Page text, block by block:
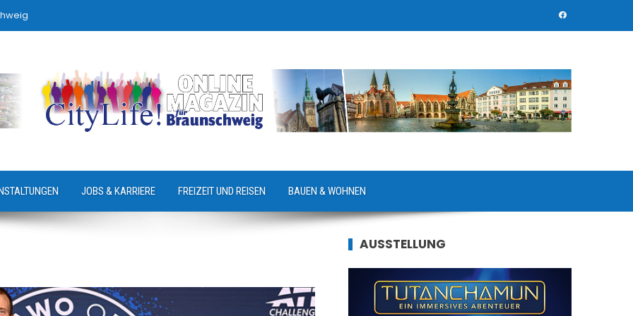
JOBS & KARRIERE FREIZEIT UND REISEN BAUEN & WOHNEN
AUSSTELLUNG